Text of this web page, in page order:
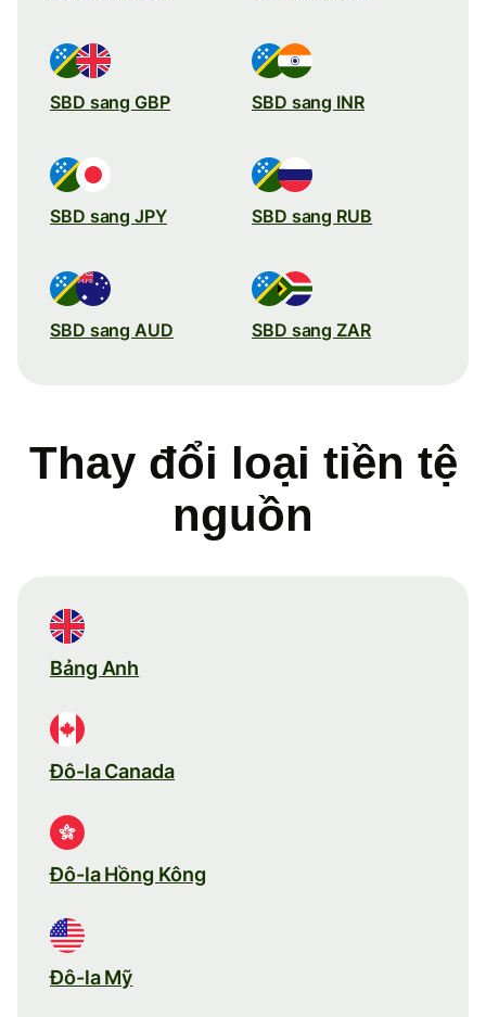
SBD sang GBP SBD sang INR
SBD sang JPY SBD sang RUB
SBD sang AUD SBD sang ZAR
Thay đổi loại tiền tệ
nguồn
Bảng Anh
Đô-la Canada
Đô-la Hồng Kông
Đô-la Mỹ